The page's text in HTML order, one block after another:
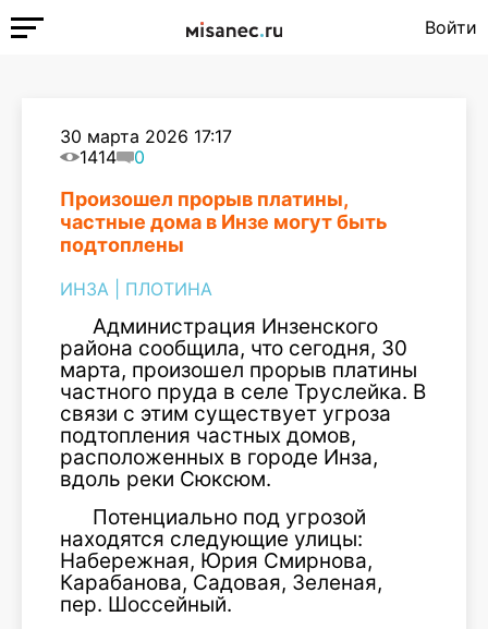
Войти
30 марта 2026 17:17
1414
0
Произошел прорыв платины,
частные дома в Инзе могут быть
подтоплены
ИНЗА ПЛОТИНА
Администрация Инзенского
района сообщила, что сегодня, 30
марта, произошел прорыв платины
частного пруда в селе Труслейка. В
связи с этим существует угроза
подтопления частных домов,
расположенных в городе Инза,
вдоль реки Сюксюм.
Потенциально под угрозой
находятся следующие улицы:
Набережная, Юрия Смирнова,
Карабанова, Садовая, Зеленая,
пер. Шоссейный.